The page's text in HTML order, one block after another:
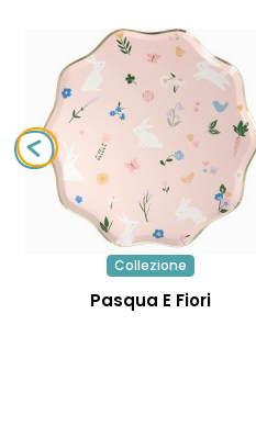
Collezione
Pasqua E Fiori